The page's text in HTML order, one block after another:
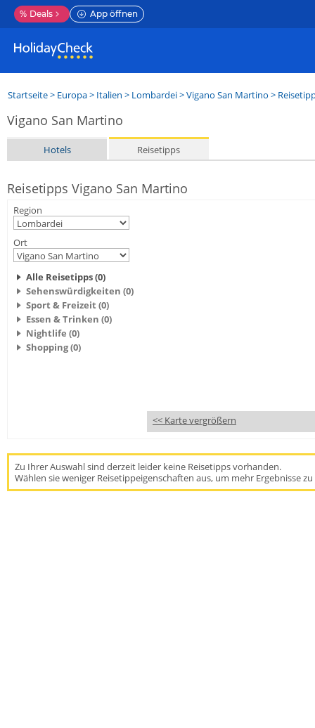
% Deals App öffnen
Startseite> Europa> Italien > Lombardei>Vigano San Martino >
Vigano San Martino
Hotels Reisetipps
Reisetipps Vigano San Martino
Region
Ort
Alle Reisetipps (0)
Sehenswürdigkeiten (0)
Sport & Freizeit (0)
Essen & Trinken (0)
Nightlife (0)
Shopping (0)
<< Karte vergrößern
Zu Ihrer Auswahl sind derzeit leider keine Reisetipps vorhanden.
Wählen sie weniger Reisetippeigenschaften aus, um mehr Ergebnisse